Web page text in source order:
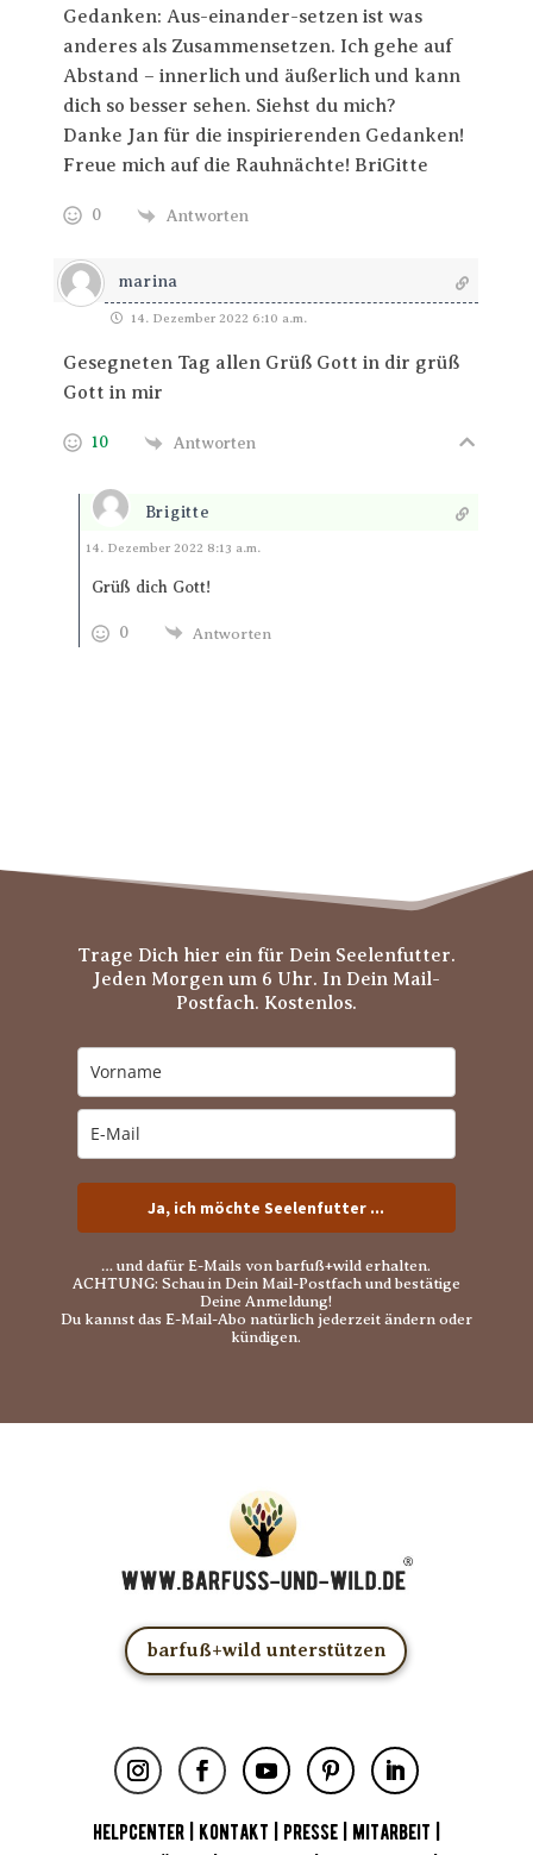
Gedanken: Aus-einander-setzen ist was
anderes als Zusammensetzen. Ich gehe auf
Abstand – innerlich und äußerlich und kann
dich so besser sehen. Siehst du mich?
Danke Jan für die inspirierenden Gedanken!
Freue mich auf die Rauhnächte! BriGitte
0 Antworten
marina
14. Dezember 2022 6:10 a.m.
Gesegneten Tag allen Grüß Gott in dir grüß
Gott in mir
10 Antworten
Brigitte
Antworten
14. Dezember 2022 8:13 a.m.
Grüß dich Gott!
0 Antworten
Trage Dich hier ein für Dein Seelenfutter.
Jeden Morgen um 6 Uhr. In Dein Mail-
Postfach. Kostenlos.
Ja, ich möchte Seelenfutter ...
… und dafür E-Mails von barfuß+wild erhalten.
ACHTUNG: Schau in Dein Mail-Postfach und bestätige
Deine Anmeldung!
Du kannst das E-Mail-Abo natürlich jederzeit ändern oder
kündigen.
barfuß+wild unterstützen
HELPCENTER| KONTAKT PRESSE| MITARBEIT